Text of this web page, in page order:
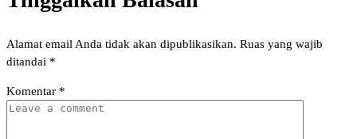
Alamat email Anda tidak akan dipublikasikan. Ruas yang wajib
ditandai *
Komentar *